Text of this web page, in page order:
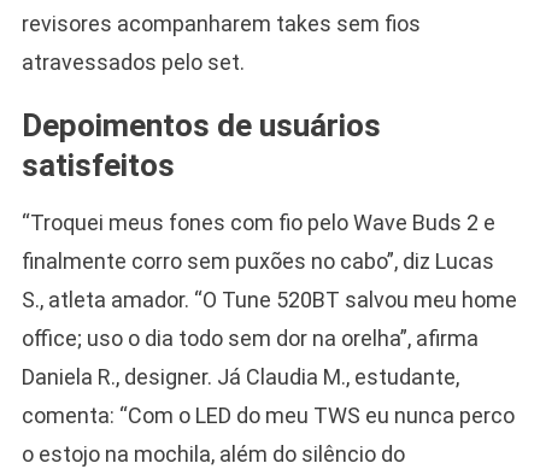
revisores acompanharem takes sem fios
atravessados pelo set.
Depoimentos de usuários
satisfeitos
“Troquei meus fones com fio pelo Wave Buds 2 e
finalmente corro sem puxões no cabo”, diz Lucas
S., atleta amador. “O Tune 520BT salvou meu home
office; uso o dia todo sem dor na orelha”, afirma
Daniela R., designer. Já Claudia M., estudante,
comenta: “Com o LED do meu TWS eu nunca perco
o estojo na mochila, além do silêncio do